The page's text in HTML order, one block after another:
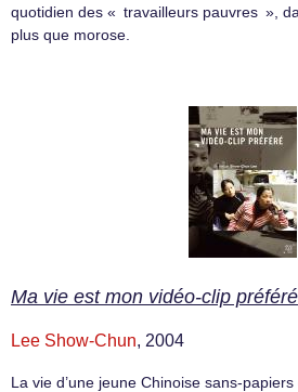
quotidien des « travailleurs pauvres »,
plus que morose.
Ma vie est mon vidéo-clip préféré
Lee Show-Chun, 2004
La vie d’une jeune Chinoise sans-